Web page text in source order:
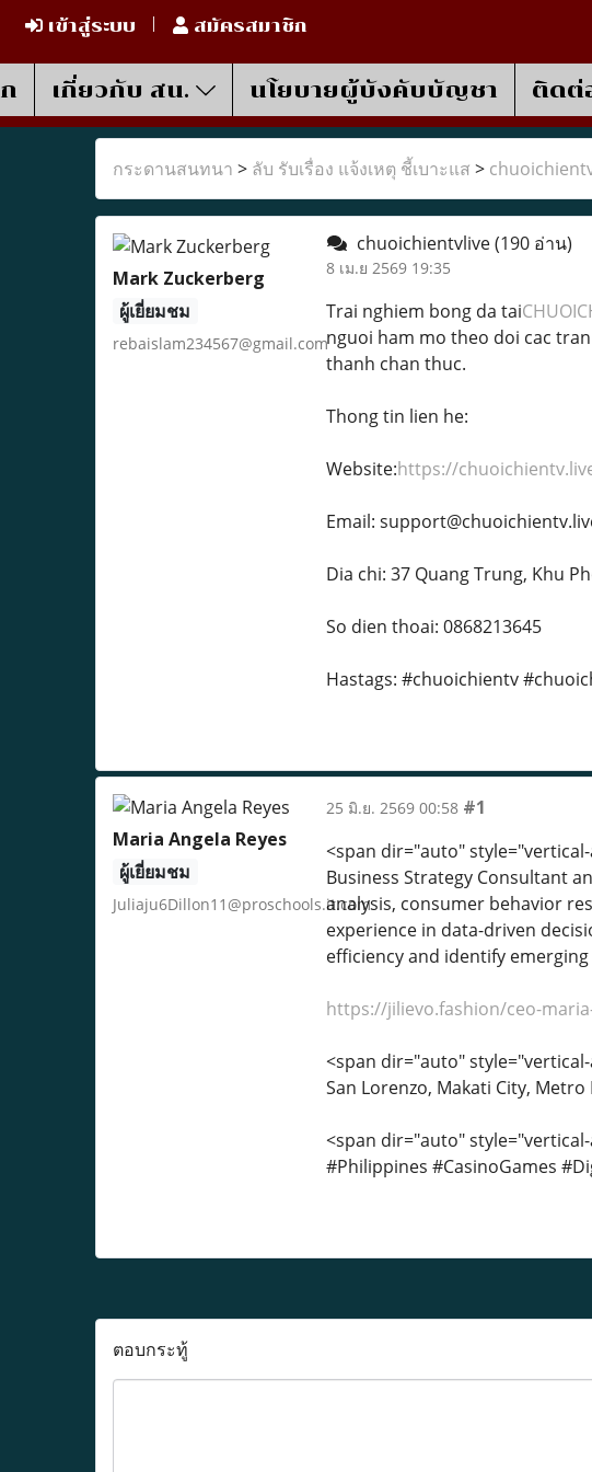
เข้าสู่ระบบ สมัครสมาชิก
เกี่ยวกับ สน. นโยบายผู้บังคับบัญชา ติดต่
กระดานสนทนา > ลับ รับเรื่อง แจ้งเหตุ ชี้เบาะแส >
Mark Zuckerberg
ผู้เยี่ยมชม
rebaislam234567@gmail.com
chuoichientvlive(190 อ่าน)
8 เม.ย 2569 19:35
Trai nghiem bong da tai
nguoi ham mo theo doi cac
thanh chan thuc.
Thong tin lien he:
Website:https://
Email:
Dia chi: 37 Quang Trung, Khu
So dien thoai: 0868213645
Hastags: #chuoichientv
Maria Angela Reyes
ผู้เยี่ยมชม
Juliaju6Dillon11@proschools.it.com
25 มิ.ย. 2569 00:58 #1
<span dir="auto"
Business Strategy Consultant
analysis, consumer behavior
experience in data-driven
efficiency and identify
https://jilievo.fashion/ceo-
<span dir="auto"
San Lorenzo, Makati City,
<span dir="auto"
#Philippines #CasinoGames
ตอบกระทู้